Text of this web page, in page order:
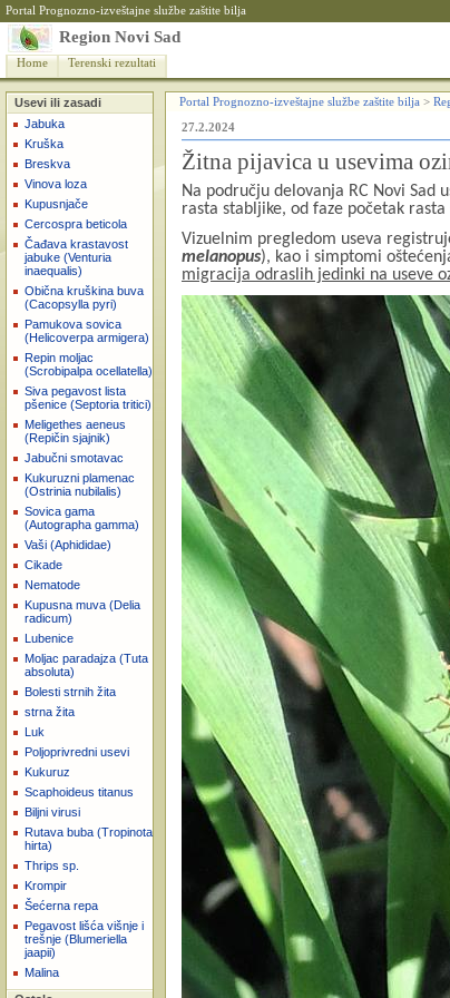
Portal Prognozno-izveštajne službe zaštite bilja
Region Novi Sad
Home Terenski rezultati
Usevi ili zasadi
Jabuka
Kruška
Breskva
Vinova loza
Kupusnjače
Cercospra beticola
Čađava krastavost
jabuke (Venturia
inaequalis)
Obična kruškina buva
(Cacopsylla pyri)
Pamukova sovica
(Helicoverpa armigera)
Repin moljac
(Scrobipalpa ocellatella)
Siva pegavost lista
pšenice (Septoria tritici)
Meligethes aeneus
(Repičin sjajnik)
Jabučni smotavac
Kukuruzni plamenac
(Ostrinia nubilalis)
Sovica gama
(Autographa gamma)
Vaši (Aphididae)
Cikade
Nematode
Kupusna muva (Delia
radicum)
Lubenice
Moljac paradajza (Tuta
absoluta)
Bolesti strnih žita
strna žita
Luk
Poljoprivredni usevi
Kukuruz
Scaphoideus titanus
Biljni virusi
Rutava buba (Tropinota
hirta)
Thrips sp.
Krompir
Šećerna repa
Pegavost lišća višnje i
trešnje (Blumeriella
jaapii)
Malina
Portal Prognozno-izveštajne službe zaštite bilja >
27.2.2024
Žitna pijavica u usevima
Na području delovanja RC Novi Sad
rasta stabljike, od faze početak
Vizuelnim pregledom useva
melanopus), kao i simptomi
migracija odraslih jedinki na useve